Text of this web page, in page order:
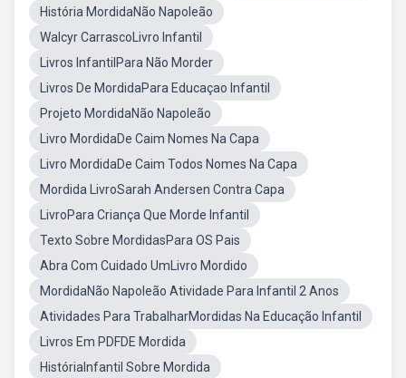
História MordidaNão Napoleão
Walcyr CarrascoLivro Infantil
Livros InfantilPara Não Morder
Livros De MordidaPara Educaçao Infantil
Projeto MordidaNão Napoleão
Livro MordidaDe Caim Nomes Na Capa
Livro MordidaDe Caim Todos Nomes Na Capa
Mordida LivroSarah Andersen Contra Capa
LivroPara Criança Que Morde Infantil
Texto Sobre MordidasPara OS Pais
Abra Com Cuidado UmLivro Mordido
MordidaNão Napoleão Atividade Para Infantil 2 Anos
Atividades Para TrabalharMordidas Na Educação Infantil
Livros Em PDFDE Mordida
HistóriaInfantil Sobre Mordida